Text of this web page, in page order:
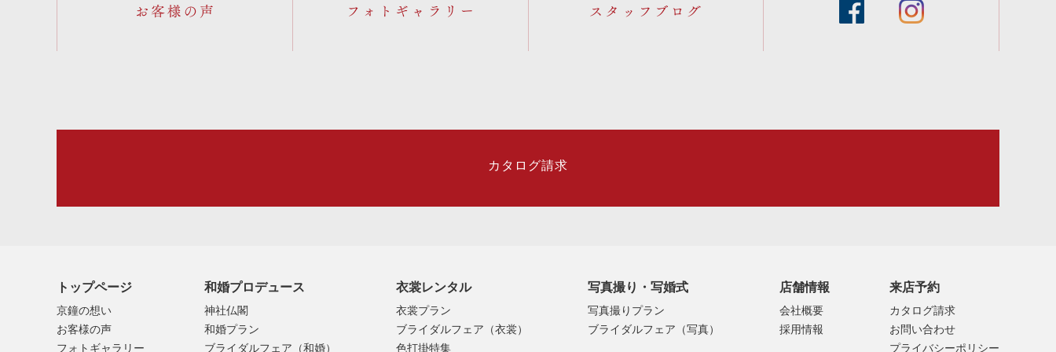
お客様の声 フォトギャラリー facebook instagram
カタログ請求
トップページ
京鐘の想い
お客様の声
フォトギャラリー
和婚プロデュース
神社仏閣
和婚プラン
ブライダルフェア（和婚）
衣裳レンタル
衣裳プラン
ブライダルフェア（衣裳）
色打掛特集
写真撮り・写婚式
写真撮りプラン
ブライダルフェア（写真）
店舗情報
会社概要
採用情報
来店予約
カタログ請求
お問い合わせ
プライバシーポリシー